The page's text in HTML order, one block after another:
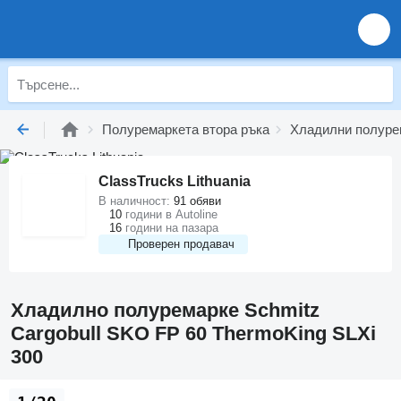
Полуремаркета втора ръка Хладилни
ClassTrucks Lithuania
Проверен продавач
В наличност: 91 обяви
10 години в Autoline
16 години на пазара
Хладилно полуремарке Schmitz
Cargobull SKO FP 60 ThermoKing SLXi
300